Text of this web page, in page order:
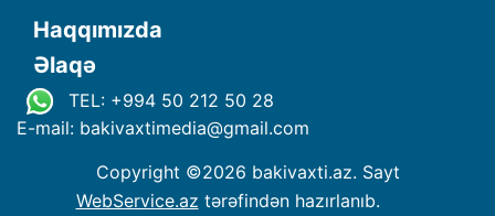
Haqqımızda
Əlaqə
TEL: +994 50 212 50 28
E-mail: bakivaxtimedia@gmail.com
Copyright ©2026 bakivaxti.az. Sayt
WebService.az tərəfindən hazırlanıb.